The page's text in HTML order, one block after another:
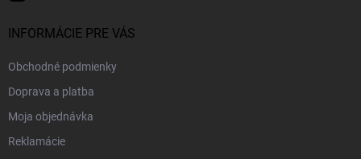
INFORMÁCIE PRE VÁS
Obchodné podmienky
Doprava a platba
Moja objednávka
Reklamácie